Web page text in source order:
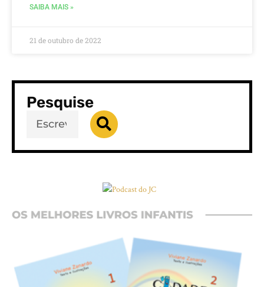
SAIBA MAIS »
21 de outubro de 2022
Pesquise